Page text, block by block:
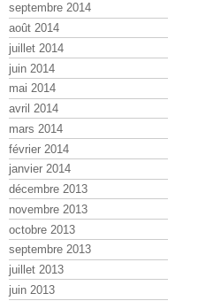
septembre 2014
août 2014
juillet 2014
juin 2014
mai 2014
avril 2014
mars 2014
février 2014
janvier 2014
décembre 2013
novembre 2013
octobre 2013
septembre 2013
juillet 2013
juin 2013